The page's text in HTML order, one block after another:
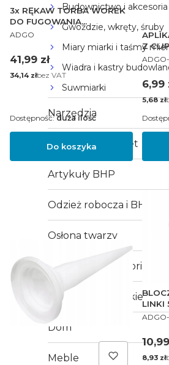
Budownictwo i akcesoria
Gwoździe, wkręty, śruby
Miary miarki i taśmy
Wiadra i kastry
Suwmiarki
Narzędzia
Akcesoria i osprzęt
Artykuły BHP
Odzież robocza i BHP
Osłona twarzy
Elektryka i akcesoria
Akcesoria malarskie
Dom
Meble
3x RĘKAW TORBA WOREK
DO FUGOWANIA
FUGOWNICA FUGI DO
ZAPRAW NAKŁADANIA FUG
PRODUCENT
ADGO
Cena
41,99 zł
Cena
34,14 złbez VAT
Do koszyka
Dostępność:duża ilość
Z
Cena
6,99
Cena
5,68 zł
LINKI
Cena
Cena
8,93 zł